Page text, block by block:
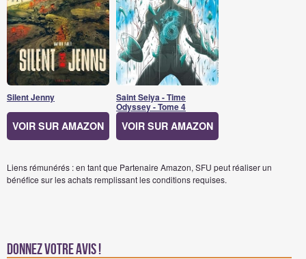
Silent Jenny
VOIR SUR AMAZON
Saint Seiya - Time
Odyssey - Tome 4
VOIR SUR AMAZON
Liens rémunérés : en tant que Partenaire Amazon, SFU peut réaliser un
bénéfice sur les achats remplissant les conditions requises.
Donnez votre avis !